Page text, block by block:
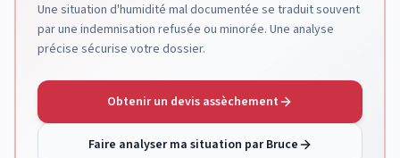
Une situation d'humidité mal documentée se traduit souvent
par une indemnisation refusée ou minorée. Une analyse
précise sécurise votre dossier.
Obtenir un devis assèchement
Faire analyser ma situation par Bruce